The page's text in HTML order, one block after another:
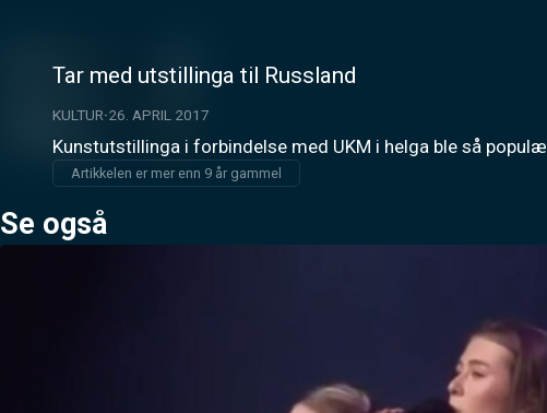
Tar med utstillinga til Russland
KULTUR 26. APRIL 2017
Kunstutstillinga i forbindelse med UKM i helga ble så
Artikkelen er mer enn 9 år gammel
Se også